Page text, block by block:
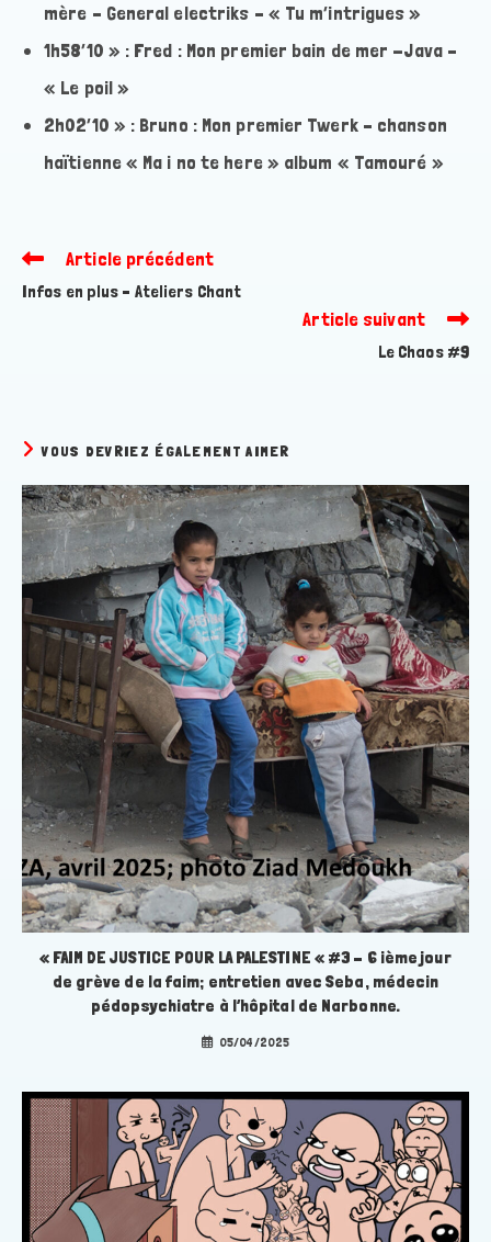
mère – General electriks – « Tu m’intrigues »
1h58’10 » : Fred : Mon premier bain de mer -Java –
« Le poil »
2h02’10 » : Bruno : Mon premier Twerk – chanson
haïtienne « Ma i no te here » album « Tamouré »
Read
articles
Article précédent
Infos en plus – Ateliers Chant
Article suivant
Le Chaos #9
VOUS DEVRIEZ ÉGALEMENT AIMER
« FAIM DE JUSTICE POUR LA PALESTINE « #3 – 6 ième jour
de grève de la faim; entretien avec Seba, médecin
pédopsychiatre à l’hôpital de Narbonne.
05/04/2025